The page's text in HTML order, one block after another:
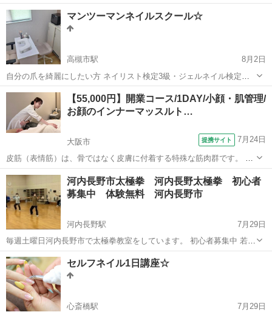
区津久野教室で開催します。 ご案内は後半にあります。 ＊＊＊＊＊＊
＊＊＊＊＊＊＊＊＊ リトミ...
大阪 堺市 ベビーマッサージ
マンツーマンネイルスクール☆
高槻市駅
8月2日
自分の爪を綺麗にしたい方 ネイリスト検定3級・ジェルネイル検定初
級 等の資格を取りたい方 マンツーマンでご指導できます。 お好きな
お日にち時間を予約していただき 子育て、お仕事に寄り添えるような
スクールを目指しています。 ...
大阪 高槻市 高槻市駅 ネイル マンツーマン
【55,000円】開業コース/1DAY/小顔・肌管理/
お顔のインナーマッスルト…
大阪市 提携サイト 7月24日
皮筋（表情筋）は、骨ではなく皮膚に付着する特殊な筋肉群です。 年
齢や日常の表情のクセ、姿勢の歪み、筋膜の癒着によって動きが鈍る
と、 「たるみ・しわ・むくみ」として表面化します。 皮筋トリートメ
ントでは、筋膜・皮下組織・皮筋の...
大阪 大阪市 エステ
河内長野市太極拳 河内長野太極拳 初心者
募集中 体験無料 河内長野市
河内長野駅
7月29日
毎週土曜日河内長野市で太極拳教室をしています。 初心者募集中 若い
うちからアンチエイジング始めて若さを保ちましょう！ 参加、休むは
自由、休憩も自由です。 午前中1時間一回1000円 その都度払い 休む場
合は料金発生し...
大阪 河内長野市 河内長野駅 その他
セルフネイル1日講座☆
心斎橋駅
7月29日